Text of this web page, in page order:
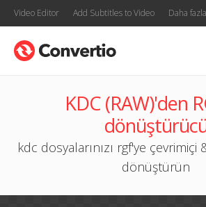
Video Editor Add Subtitles to Video Daha fazla
KDC (RAW)'den
kdc dosyalarınızı rgf'ye
dönüştürün